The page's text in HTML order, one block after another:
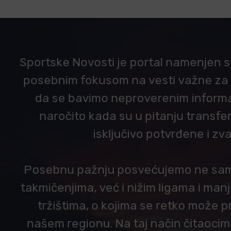
Sportske Novosti je portal namenjen
posebnim fokusom na vesti važne
da se bavimo neproverenim
naročito kada su u pitanju
isključivo potvrđene i
Posebnu pažnju posvećujemo ne
takmičenjima, već i nižim ligama i
tržištima, o kojima se retko može
našem regionu. Na taj način